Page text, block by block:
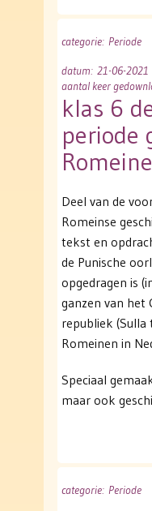
categorie: Periode
datum: 21-06-2021
aantal keer
klas 6
periode
Deel van de
Romeinse
tekst en
de Punische
opgedragen is
ganzen van het
republiek (Sulla
Romeinen in
Speciaal
maar ook
categorie: Periode